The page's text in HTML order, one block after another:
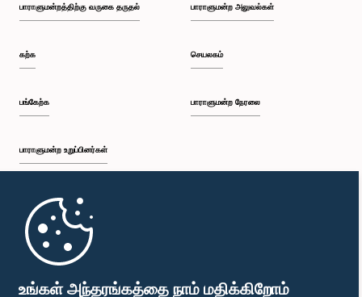
உங்கள் அந்தரங்கத்தை நாம் மதிக்கிறோம்
பாராளுமன்றத்திற்கு வருகை தருதல்
கற்க
பங்கேற்க
பாராளுமன்ற உறுப்பினர்கள்
முதற்பக்கம்
பாராளுமன்ற அலுவல்கள்
செயலகம்
பாராளுமன்ற நேரலை
பாராளுமன்ற கையடக்க செயலி